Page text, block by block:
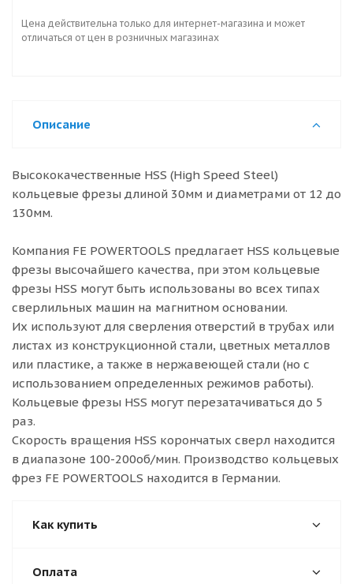
Цена действительна только для интернет-магазина и может
отличаться от цен в розничных магазинах
Описание
Высококачественные HSS (High Speed Steel)
кольцевые фрезы длиной 30мм и диаметрами от 12 до
130мм.
Компания FE POWERTOOLS предлагает HSS кольцевые
фрезы высочайшего качества, при этом кольцевые
фрезы HSS могут быть использованы во всех типах
сверлильных машин на магнитном основании.
Их используют для сверления отверстий в трубах или
листах из конструкционной стали, цветных металлов
или пластике, а также в нержавеющей стали (но с
использованием определенных режимов работы).
Кольцевые фрезы HSS могут перезатачиваться до 5
раз.
Скорость вращения HSS корончатых сверл находится
в диапазоне 100-200об/мин. Производство кольцевых
фрез FE POWERTOOLS находится в Германии.
Как купить
Оплата